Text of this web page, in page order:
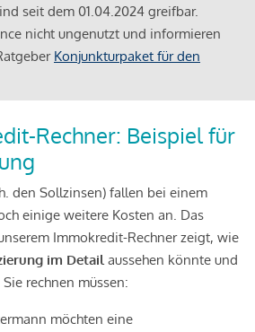
seit dem 01.04.2024 greifbar.
nicht ungenutzt und informieren
Konjunkturpaket für den
Rechner: Beispiel für
den Sollzinsen) fallen bei einem
einige weitere Kosten an. Das
Immokredit-Rechner zeigt, wie
im Detail aussehen könnte und
rechnen müssen:
möchten eine